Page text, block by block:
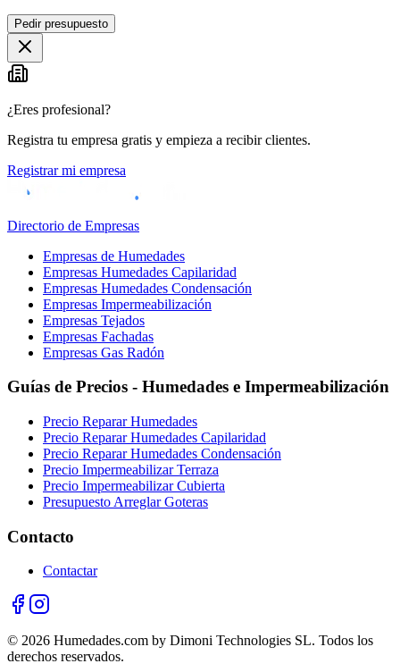
Pedir presupuesto
¿Eres profesional?
Registra tu empresa gratis y empieza a recibir clientes.
Registrar mi empresa
Directorio de Empresas
Empresas de Humedades
Empresas Humedades Capilaridad
Empresas Humedades Condensación
Empresas Impermeabilización
Empresas Tejados
Empresas Fachadas
Empresas Gas Radón
Guías de Precios - Humedades e Impermeabilización
Precio Reparar Humedades
Precio Reparar Humedades Capilaridad
Precio Reparar Humedades Condensación
Precio Impermeabilizar Terraza
Precio Impermeabilizar Cubierta
Presupuesto Arreglar Goteras
Contacto
Contactar
© 2026 Humedades.com by Dimoni Technologies SL. Todos los
derechos reservados.